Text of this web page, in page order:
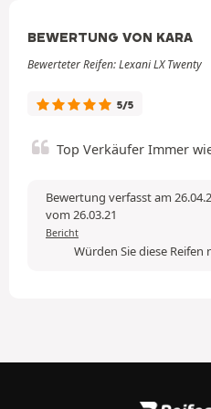
BEWERTUNG VON KARA
Bewerteter Reifen: Lexani LX Twenty
5/5
Top Verkäufer Immer
Bewertung verfasst am
vom 26.03.21
Bericht
Würden Sie diese Reifen